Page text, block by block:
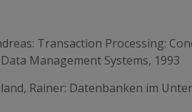
Transaction Processing:
Management Systems, 1993
Rainer: Datenbanken im